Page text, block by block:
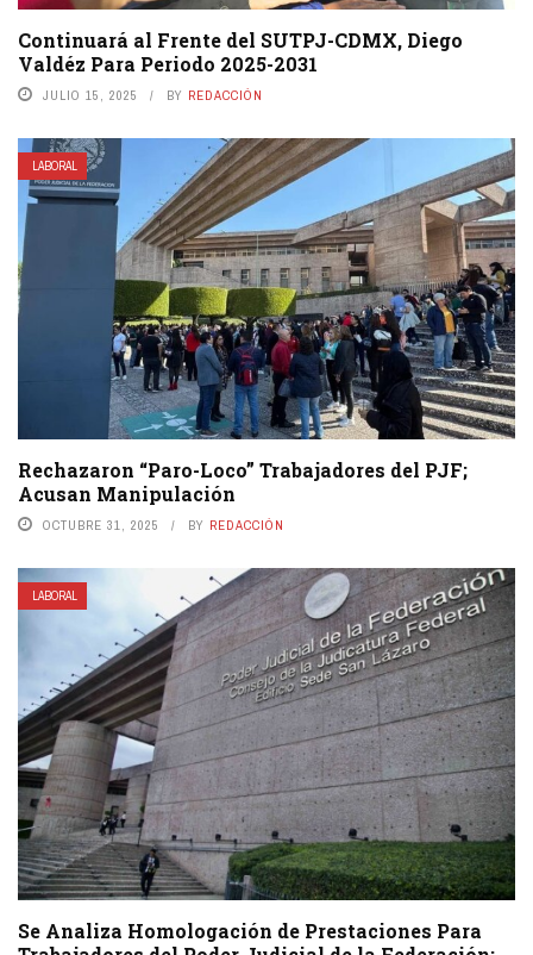
Continuará al Frente del SUTPJ-CDMX, Diego
Valdéz Para Periodo 2025-2031
JULIO 15, 2025 BY REDACCIÓN
LABORAL
Rechazaron “Paro-Loco” Trabajadores del PJF;
Acusan Manipulación
OCTUBRE 31, 2025 BY REDACCIÓN
LABORAL
Se Analiza Homologación de Prestaciones Para